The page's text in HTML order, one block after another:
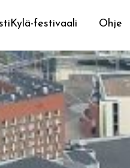
festivaali Ohje